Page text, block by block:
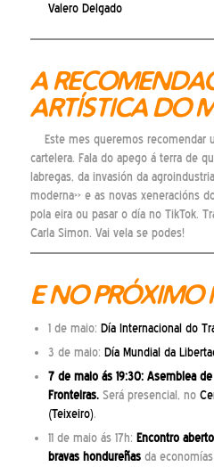
Valero Delgado
A
ARTÍSTICA DO
Este mes queremos recomendar
cartelera. Fala do apego á terra de
labregas, da invasión da
moderna» e as novas xeneracións
pola eira ou pasar o día no TikTok.
Carla Simon. Vai vela se podes!
E NO PRÓXIMO
1 de maio: Día Internacional do
3 de maio: Día Mundial da
7 de maio ás 19:30: Asemblea
Fronteiras. Será presencial, no
(Teixeiro).
11 de maio ás 17h: Encontro
bravas hondureñasda